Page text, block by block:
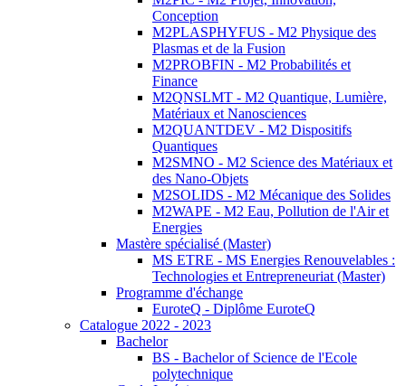
Conception
M2PLASPHYFUS - M2 Physique des
Plasmas et de la Fusion
M2PROBFIN - M2 Probabilités et
Finance
M2QNSLMT - M2 Quantique, Lumière,
Matériaux et Nanosciences
M2QUANTDEV - M2 Dispositifs
Quantiques
M2SMNO - M2 Science des Matériaux et
des Nano-Objets
M2SOLIDS - M2 Mécanique des Solides
M2WAPE - M2 Eau, Pollution de l'Air et
Energies
Mastère spécialisé (Master)
MS ETRE - MS Energies Renouvelables :
Technologies et Entrepreneuriat (Master)
Programme d'échange
EuroteQ - Diplôme EuroteQ
Catalogue 2022 - 2023
Bachelor
BS - Bachelor of Science de l'Ecole
polytechnique